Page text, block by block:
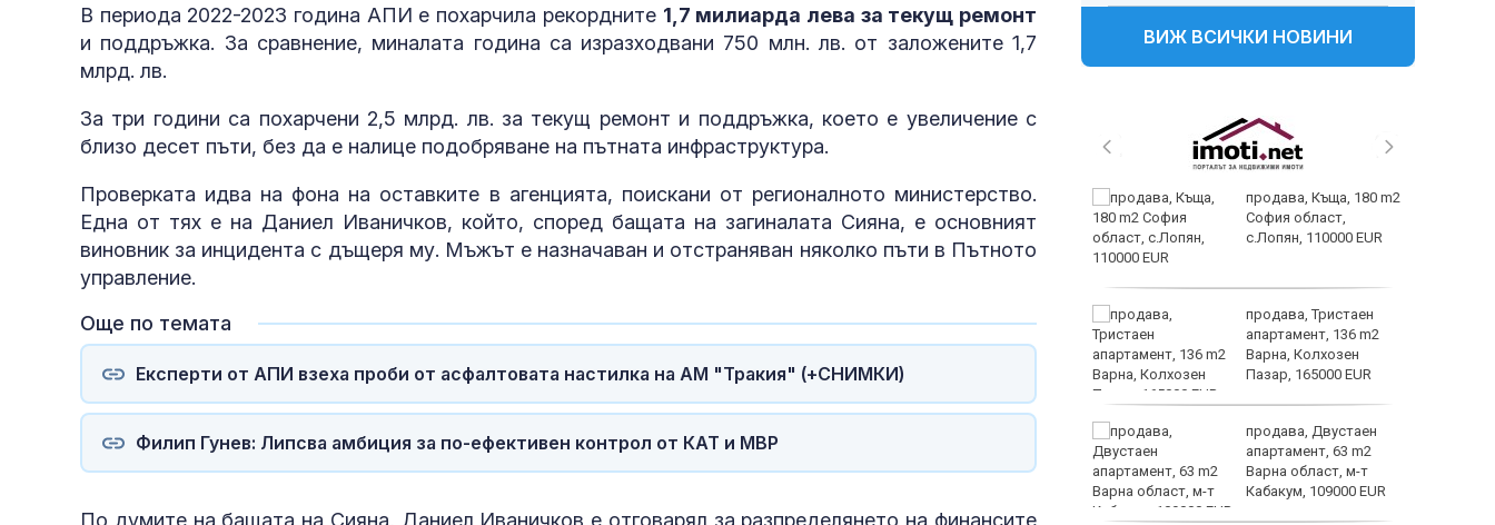
В периода 2022-2023 година АПИ е похарчила рекордните 1,7 милиарда лева за текущ ремонт
и поддръжка. За сравнение, миналата година са изразходвани 750 млн. лв. от заложените 1,7
млрд. лв.
За три години са похарчени 2,5 млрд. лв. за текущ ремонт и поддръжка, което е увеличение с
близо десет пъти, без да е налице подобряване на пътната инфраструктура.
Проверката идва на фона на оставките в агенцията, поискани от регионалното министерство.
Една от тях е на Даниел Иваничков, който, според бащата на загиналата Сияна, е основният
виновник за инцидента с дъщеря му. Мъжът е назначаван и отстраняван няколко пъти в Пътното
управление.
Още по темата
Експерти от АПИ взеха проби от асфалтовата настилка на АМ "Тракия" (+СНИМКИ)
Филип Гунев: Липсва амбиция за по-ефективен контрол от КАТ и МВР
По думите на бащата на Сияна, Даниел Иваничков е отговарял за разпределянето на финансите
ВИЖ ВСИЧКИ НОВИНИ
"Краля на дюнера"
плати 3 млн. евро за
сватбата на сина си в
Италия
във фискална
не е щастлива
Можем ли да живеем
до 146 години, а и
повече?
внимаваме?
чувството за
продава, Къща, 180 m2
София област,
с.Лопян, 110000 EUR
продава, Тристаен
апартамент, 136 m2
Варна, Колхозен
Пазар, 165000 EUR
продава, Двустаен
апартамент, 63 m2
Варна област, м-т
Кабакум, 109000 EUR